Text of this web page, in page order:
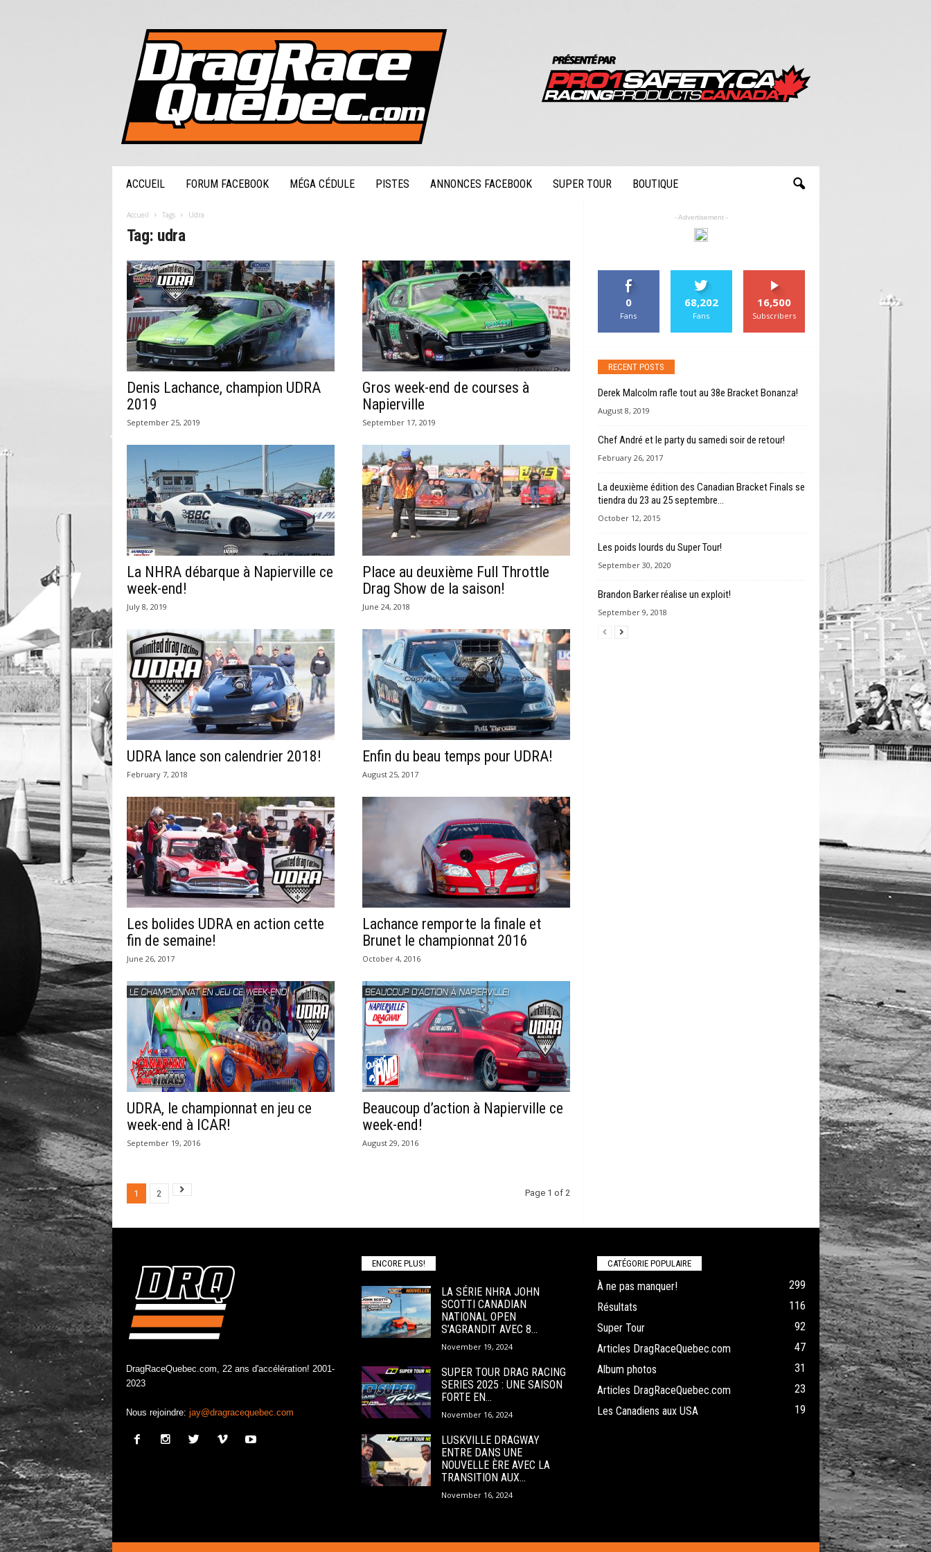
ACCUEIL FORUM FACEBOOK MÉGA CÉDULE PISTES ANNONCES FACEBOOK SUPER TOUR BOUTIQUE
Accueil Tags Udra
Tag: udra
Denis Lachance, champion UDRA
2019
September 25, 2019
Gros week-end de courses à
Napierville
September 17, 2019
La NHRA débarque à Napierville ce
week-end!
July 8, 2019
Place au deuxième Full Throttle
Drag Show de la saison!
June 24, 2018
UDRA lance son calendrier 2018!
February 7, 2018
Enfin du beau temps pour UDRA!
August 25, 2017
Les bolides UDRA en action cette
fin de semaine!
June 26, 2017
Lachance remporte la finale et
Brunet le championnat 2016
October 4, 2016
UDRA, le championnat en jeu ce
week-end à ICAR!
September 19, 2016
Beaucoup d’action à Napierville ce
week-end!
August 29, 2016
1 2 Page 1 of 2
- Advertisement -
0
Fans
68,202
Fans
16,500
Subscribers
RECENT POSTS
Derek Malcolm rafle tout au 38e Bracket Bonanza!
August 8, 2019
Chef André et le party du samedi soir de retour!
February 26, 2017
La deuxième édition des Canadian Bracket Finals se
tiendra du 23 au 25 septembre...
October 12, 2015
Les poids lourds du Super Tour!
September 30, 2020
Brandon Barker réalise un exploit!
September 9, 2018
DragRaceQuebec.com, 22 ans d'accélération! 2001-
2023
Nous rejoindre: jay@dragracequebec.com
ENCORE PLUS!
LA SÉRIE NHRA JOHN
SCOTTI CANADIAN
NATIONAL OPEN
S’AGRANDIT AVEC 8...
November 19, 2024
SUPER TOUR DRAG RACING
SERIES 2025 : UNE SAISON
FORTE EN...
November 16, 2024
LUSKVILLE DRAGWAY
ENTRE DANS UNE
NOUVELLE ÈRE AVEC LA
TRANSITION AUX...
November 16, 2024
CATÉGORIE POPULAIRE
À ne pas manquer!
299
Résultats
116
Super Tour
92
Articles DragRaceQuebec.com
47
Album photos
31
Articles DragRaceQuebec.com
23
Les Canadiens aux USA
19